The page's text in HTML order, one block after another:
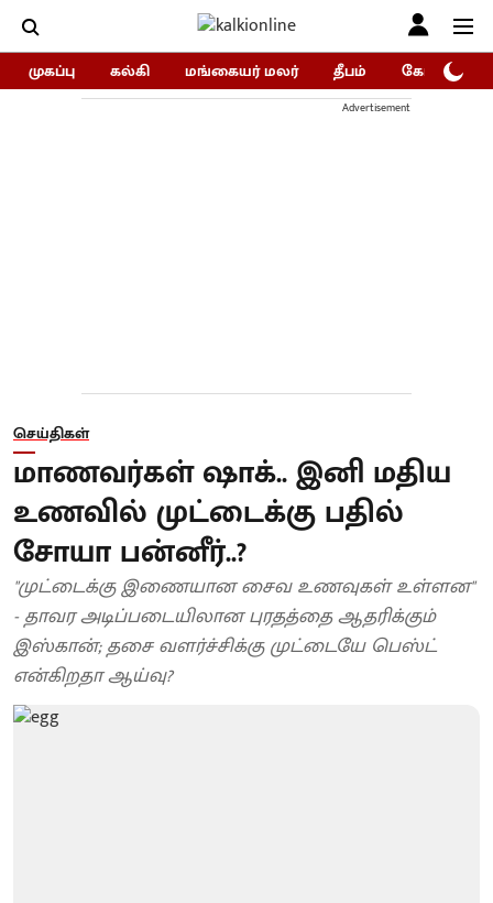
முகப்பு கல்கி மங்கையர் மலர் தீபம் கோகுலம்/
Advertisement
செய்திகள்
மாணவர்கள் ஷாக்.. இனி மதிய
உணவில் முட்டைக்கு பதில்
சோயா பன்னீர்..?
"முட்டைக்கு இணையான சைவ உணவுகள் உள்ளன"
- தாவர அடிப்படையிலான புரதத்தை ஆதரிக்கும்
இஸ்கான்; தசை வளர்ச்சிக்கு முட்டையே பெஸ்ட்
என்கிறதா ஆய்வு?